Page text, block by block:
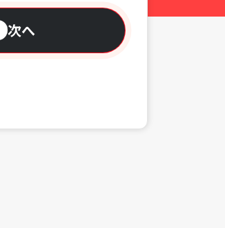
次へ